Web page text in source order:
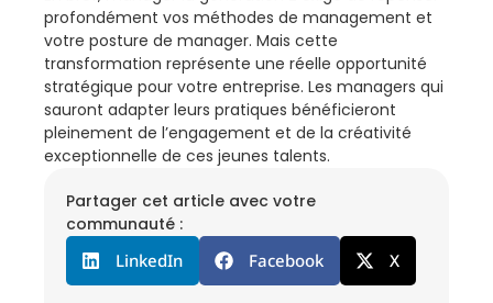
profondément vos méthodes de management et
votre posture de manager. Mais cette
transformation représente une réelle opportunité
stratégique pour votre entreprise. Les managers qui
sauront adapter leurs pratiques bénéficieront
pleinement de l’engagement et de la créativité
exceptionnelle de ces jeunes talents.
Partager cet article avec votre
communauté :
LinkedIn
Facebook X